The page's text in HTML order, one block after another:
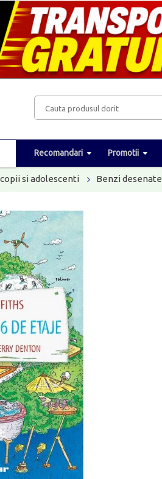
Recomandari Promotii
si adolescenti Benzi desenate